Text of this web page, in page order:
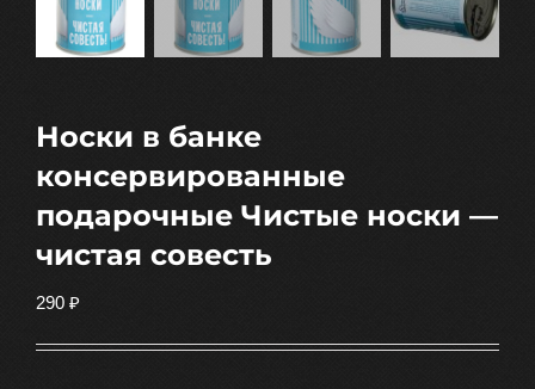
Носки в банке
консервированные
подарочные Чистые носки —
чистая совесть
290 ₽